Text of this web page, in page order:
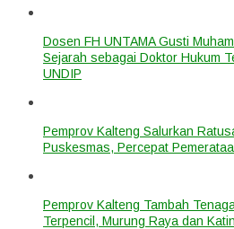
Dosen FH UNTAMA Gusti
Sejarah sebagai Doktor Hukum
UNDIP
Pemprov Kalteng Salurkan
Puskesmas, Percepat
Pemprov Kalteng Tambah
Terpencil, Murung Raya dan